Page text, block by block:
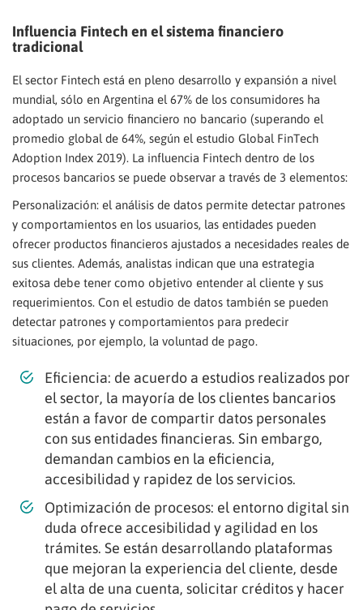
Influencia Fintech en el sistema financiero
tradicional
El sector Fintech está en pleno desarrollo y expansión a nivel
mundial, sólo en Argentina el 67% de los consumidores ha
adoptado un servicio financiero no bancario (superando el
promedio global de 64%, según el estudio Global FinTech
Adoption Index 2019). La influencia Fintech dentro de los
procesos bancarios se puede observar a través de 3 elementos:
Personalización: el análisis de datos permite detectar patrones
y comportamientos en los usuarios, las entidades pueden
ofrecer productos financieros ajustados a necesidades reales de
sus clientes. Además, analistas indican que una estrategia
exitosa debe tener como objetivo entender al cliente y sus
requerimientos. Con el estudio de datos también se pueden
detectar patrones y comportamientos para predecir
situaciones, por ejemplo, la voluntad de pago.
Eficiencia: de acuerdo a estudios realizados por
el sector, la mayoría de los clientes bancarios
están a favor de compartir datos personales
con sus entidades financieras. Sin embargo,
demandan cambios en la eficiencia,
accesibilidad y rapidez de los servicios.
Optimización de procesos: el entorno digital sin
duda ofrece accesibilidad y agilidad en los
trámites. Se están desarrollando plataformas
que mejoran la experiencia del cliente, desde
el alta de una cuenta, solicitar créditos y hacer